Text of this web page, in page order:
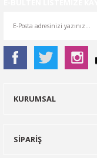
KURUMSAL
SİPARİŞ